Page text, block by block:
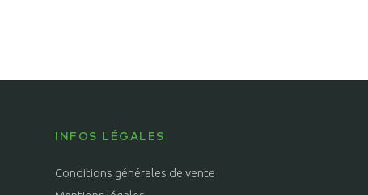
INFOS LÉGALES
Conditions générales de vente